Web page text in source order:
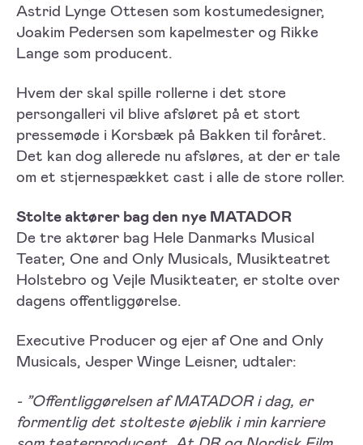
Astrid Lynge Ottesen som kostumedesigner,
Joakim Pedersen som kapelmester og Rikke
Lange som producent.
Hvem der skal spille rollerne i det store
persongalleri vil blive afsløret på et stort
pressemøde i Korsbæk på Bakken til foråret.
Det kan dog allerede nu afsløres, at der er tale
om et stjernespækket cast i alle de store roller.
Stolte aktører bag den nye MATADOR
De tre aktører bag Hele Danmarks Musical
Teater, One and Only Musicals, Musikteatret
Holstebro og Vejle Musikteater, er stolte over
dagens offentliggørelse.
Executive Producer og ejer af One and Only
Musicals, Jesper Winge Leisner, udtaler:
- ”Offentliggørelsen af MATADOR i dag, er
formentlig det stolteste øjeblik i min karriere